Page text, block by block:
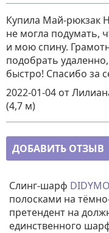
Купила Май-рюкзак
не могла подумать,
и мою спину.
подобрать
быстро! Спасибо за
2022-01-04 от
(4,7 м)
ДОБАВИТЬ ОТЗЫВ
Слинг-шарф
полосками на
претендент на
единственного